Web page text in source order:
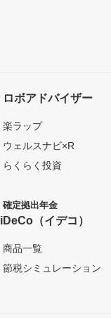
ロボアドバイザー
楽ラップ
ウェルスナビ×R
らくらく投資
確定拠出年金
iDeCo（イデコ）
商品一覧
節税シミュレーション